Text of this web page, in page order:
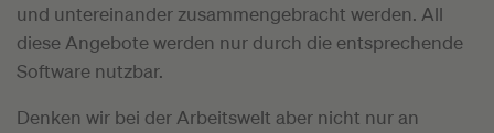
und untereinander zusammengebracht werden. All
diese Angebote werden nur durch die entsprechende
Software nutzbar.
Denken wir bei der Arbeitswelt aber nicht nur an